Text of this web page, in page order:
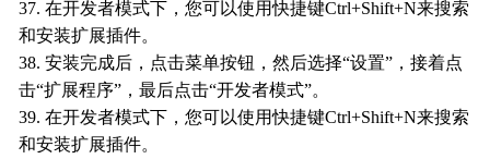
37. 在开发者模式下，您可以使用快捷键Ctrl+Shift+N来搜索
和安装扩展插件。
38. 安装完成后，点击菜单按钮，然后选择“设置”，接着点
击“扩展程序”，最后点击“开发者模式”。
39. 在开发者模式下，您可以使用快捷键Ctrl+Shift+N来搜索
和安装扩展插件。